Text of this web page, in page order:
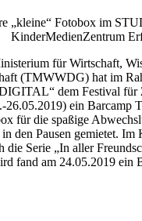
„kleine“ Fotobox im
KinderMedienZentrum
für Wirtschaft,
(TMWWDG) hat im
dem Festival für
26.05.2019) ein Barcamp
für die spaßige
den Pausen gemietet.
die Serie „In aller
fand am 24.05.2019 ein